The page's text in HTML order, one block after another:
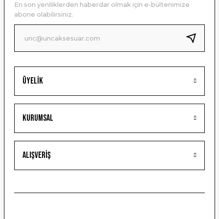
Ürün bilgilerinde hatalar bulunuyor.
Ürün fiyatı diğer sitelerden daha pahalı.
Bu ürüne benzer farklı alternatifler olmalı.
Gönder
Üyelik
Kurumsal
Alışveriş
En son yeniliklerden haberdar olmak için e-bültenimize
abone olabilirsiniz.